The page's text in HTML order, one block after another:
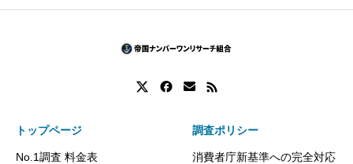
トップページ
No.1調査 料金表
調査ポリシー
消費者庁新基準への完全対応